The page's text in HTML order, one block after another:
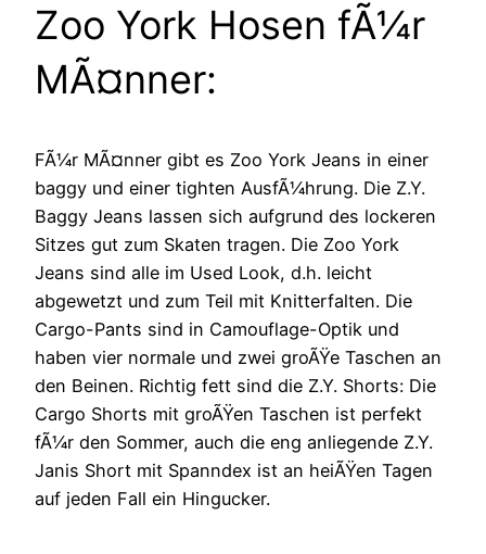
Zoo York Hosen fÃ¼r
MÃ¤nner:
FÃ¼r MÃ¤nner gibt es Zoo York Jeans in einer
baggy und einer tighten AusfÃ¼hrung. Die Z.Y.
Baggy Jeans lassen sich aufgrund des lockeren
Sitzes gut zum Skaten tragen. Die Zoo York
Jeans sind alle im Used Look, d.h. leicht
abgewetzt und zum Teil mit Knitterfalten. Die
Cargo-Pants sind in Camouflage-Optik und
haben vier normale und zwei groÃŸe Taschen an
den Beinen. Richtig fett sind die Z.Y. Shorts: Die
Cargo Shorts mit groÃŸen Taschen ist perfekt
fÃ¼r den Sommer, auch die eng anliegende Z.Y.
Janis Short mit Spanndex ist an heiÃŸen Tagen
auf jeden Fall ein Hingucker.